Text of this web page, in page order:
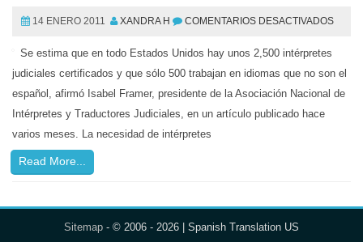
14 ENERO 2011 XANDRA H COMENTARIOS DESACTIVADOS
Se estima que en todo Estados Unidos hay unos 2,500 intérpretes
judiciales certificados y que sólo 500 trabajan en idiomas que no son el
español, afirmó Isabel Framer, presidente de la Asociación Nacional de
Intérpretes y Traductores Judiciales, en un artículo publicado hace
varios meses. La necesidad de intérpretes
Read More...
Sitemap - © 2006 - 2026 | Spanish Translation US